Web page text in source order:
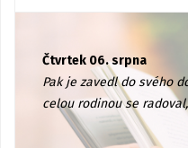
Čtvrtek 06. srpna
Pak je zavedl do svého
celou rodinou se